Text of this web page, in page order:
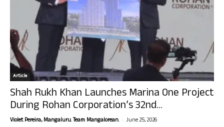
Article
Shah Rukh Khan Launches Marina One Project
During Rohan Corporation’s 32nd...
Violet Pereira, Mangaluru. Team Mangalorean. - June 25, 2026